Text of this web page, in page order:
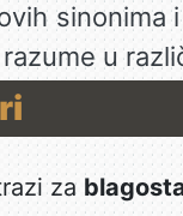
sinonima
u
za